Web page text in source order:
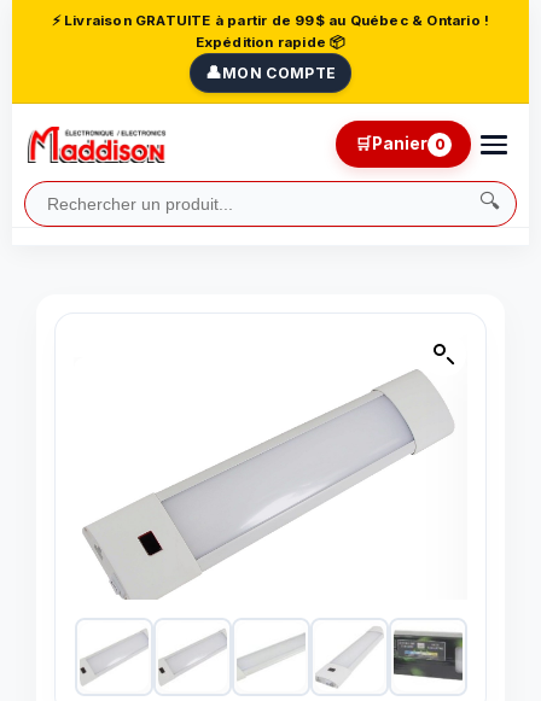
⚡ Livraison GRATUITE à partir de 99$ au Québec & Ontario !
Expédition rapide 📦
👤MON COMPTE
🔍
🛒Panier 0